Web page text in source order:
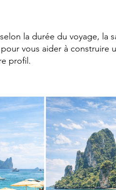
la durée du voyage, la
vous aider à construire
profil.